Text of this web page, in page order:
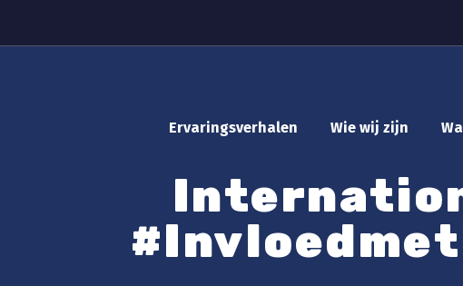
Ervaringsverhalen Wie wij zijn